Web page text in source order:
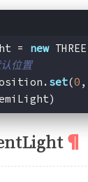
= new
位置
set(0 ,